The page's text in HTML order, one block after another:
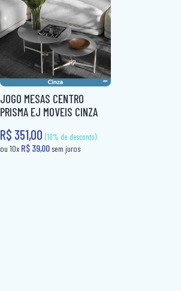
(10% de desconto)
ou 10x R$ 31,00sem juros
JOGO MESAS CENTRO
PRISMA EJ MOVEIS CINZA
R$ 351,00